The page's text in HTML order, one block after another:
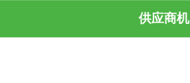
供应商机